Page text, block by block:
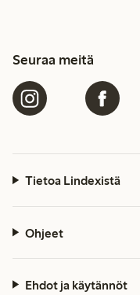
Seuraa meitä
Tietoa Lindexistä
Ohjeet
Ehdot ja käytännöt